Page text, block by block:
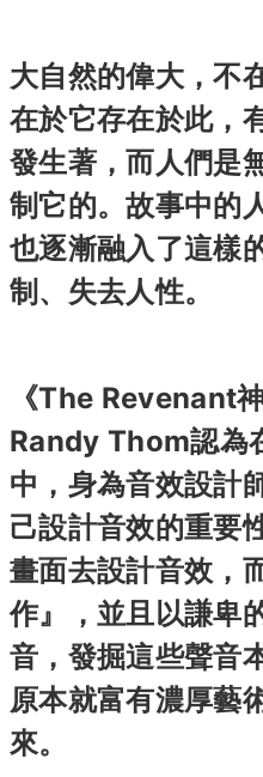
大自然的偉大，不
在於它存在於此，
發生著，而人們是
制它的。故事中的
也逐漸融入了這樣
制、失去人性。
《The Revenant
Randy Thom認為
中，身為音效設計
己設計音效的重要
畫面去設計音效，
作』，並且以謙卑
音，發掘這些聲音
原本就富有濃厚藝
來。